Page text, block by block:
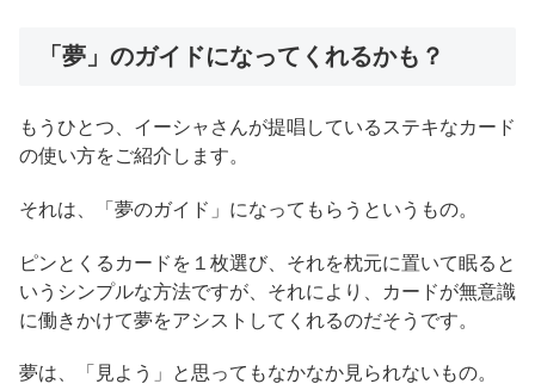
「夢」のガイドになってくれるかも？
もうひとつ、イーシャさんが提唱しているステキなカード
の使い方をご紹介します。
それは、「夢のガイド」になってもらうというもの。
ピンとくるカードを１枚選び、それを枕元に置いて眠ると
いうシンプルな方法ですが、それにより、カードが無意識
に働きかけて夢をアシストしてくれるのだそうです。
夢は、「見よう」と思ってもなかなか見られないもの。